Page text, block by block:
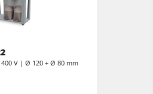
V | Ø 120 + Ø 80 mm